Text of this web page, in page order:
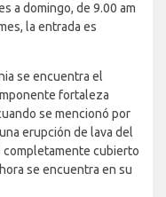
a domingo, de 9.00 am
la entrada es
se encuentra el
fortaleza
se mencionó por
erupción de lava del
cubierto
se encuentra en su